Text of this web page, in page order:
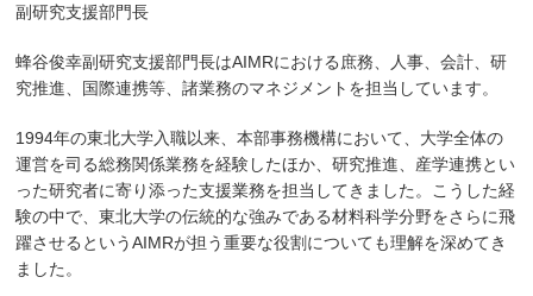
副研究支援部門長
蜂谷俊幸副研究支援部門長はAIMRにおける庶務、人事、会計、研
究推進、国際連携等、諸業務のマネジメントを担当しています。
1994年の東北大学入職以来、本部事務機構において、大学全体の
運営を司る総務関係業務を経験したほか、研究推進、産学連携とい
った研究者に寄り添った支援業務を担当してきました。こうした経
験の中で、東北大学の伝統的な強みである材料科学分野をさらに飛
躍させるというAIMRが担う重要な役割についても理解を深めてき
ました。